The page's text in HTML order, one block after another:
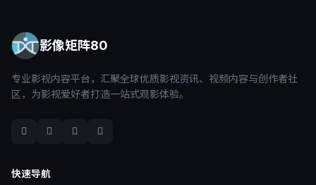
影像矩阵80
专业影视内容平台，汇聚全球优质影视资讯、视频内容与创作者社
区，为影视爱好者打造一站式观影体验。
快速导航